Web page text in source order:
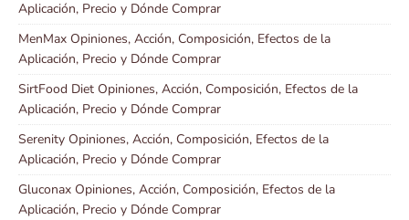
Aplicación, Precio y Dónde Comprar
MenMax Opiniones, Acción, Composición, Efectos de la
Aplicación, Precio y Dónde Comprar
SirtFood Diet Opiniones, Acción, Composición, Efectos de la
Aplicación, Precio y Dónde Comprar
Serenity Opiniones, Acción, Composición, Efectos de la
Aplicación, Precio y Dónde Comprar
Gluconax Opiniones, Acción, Composición, Efectos de la
Aplicación, Precio y Dónde Comprar